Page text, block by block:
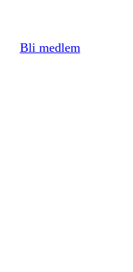
Bli medlem